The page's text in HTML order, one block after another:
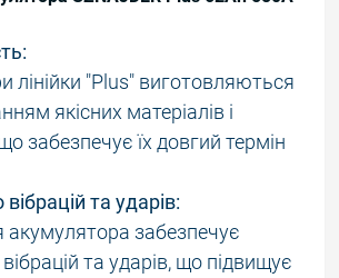
лінійки "Plus" виготовляються
якісних матеріалів і
забезпечує їх довгий термін
вібрацій та ударів:
акумулятора забезпечує
вібрацій та ударів, що підвищує